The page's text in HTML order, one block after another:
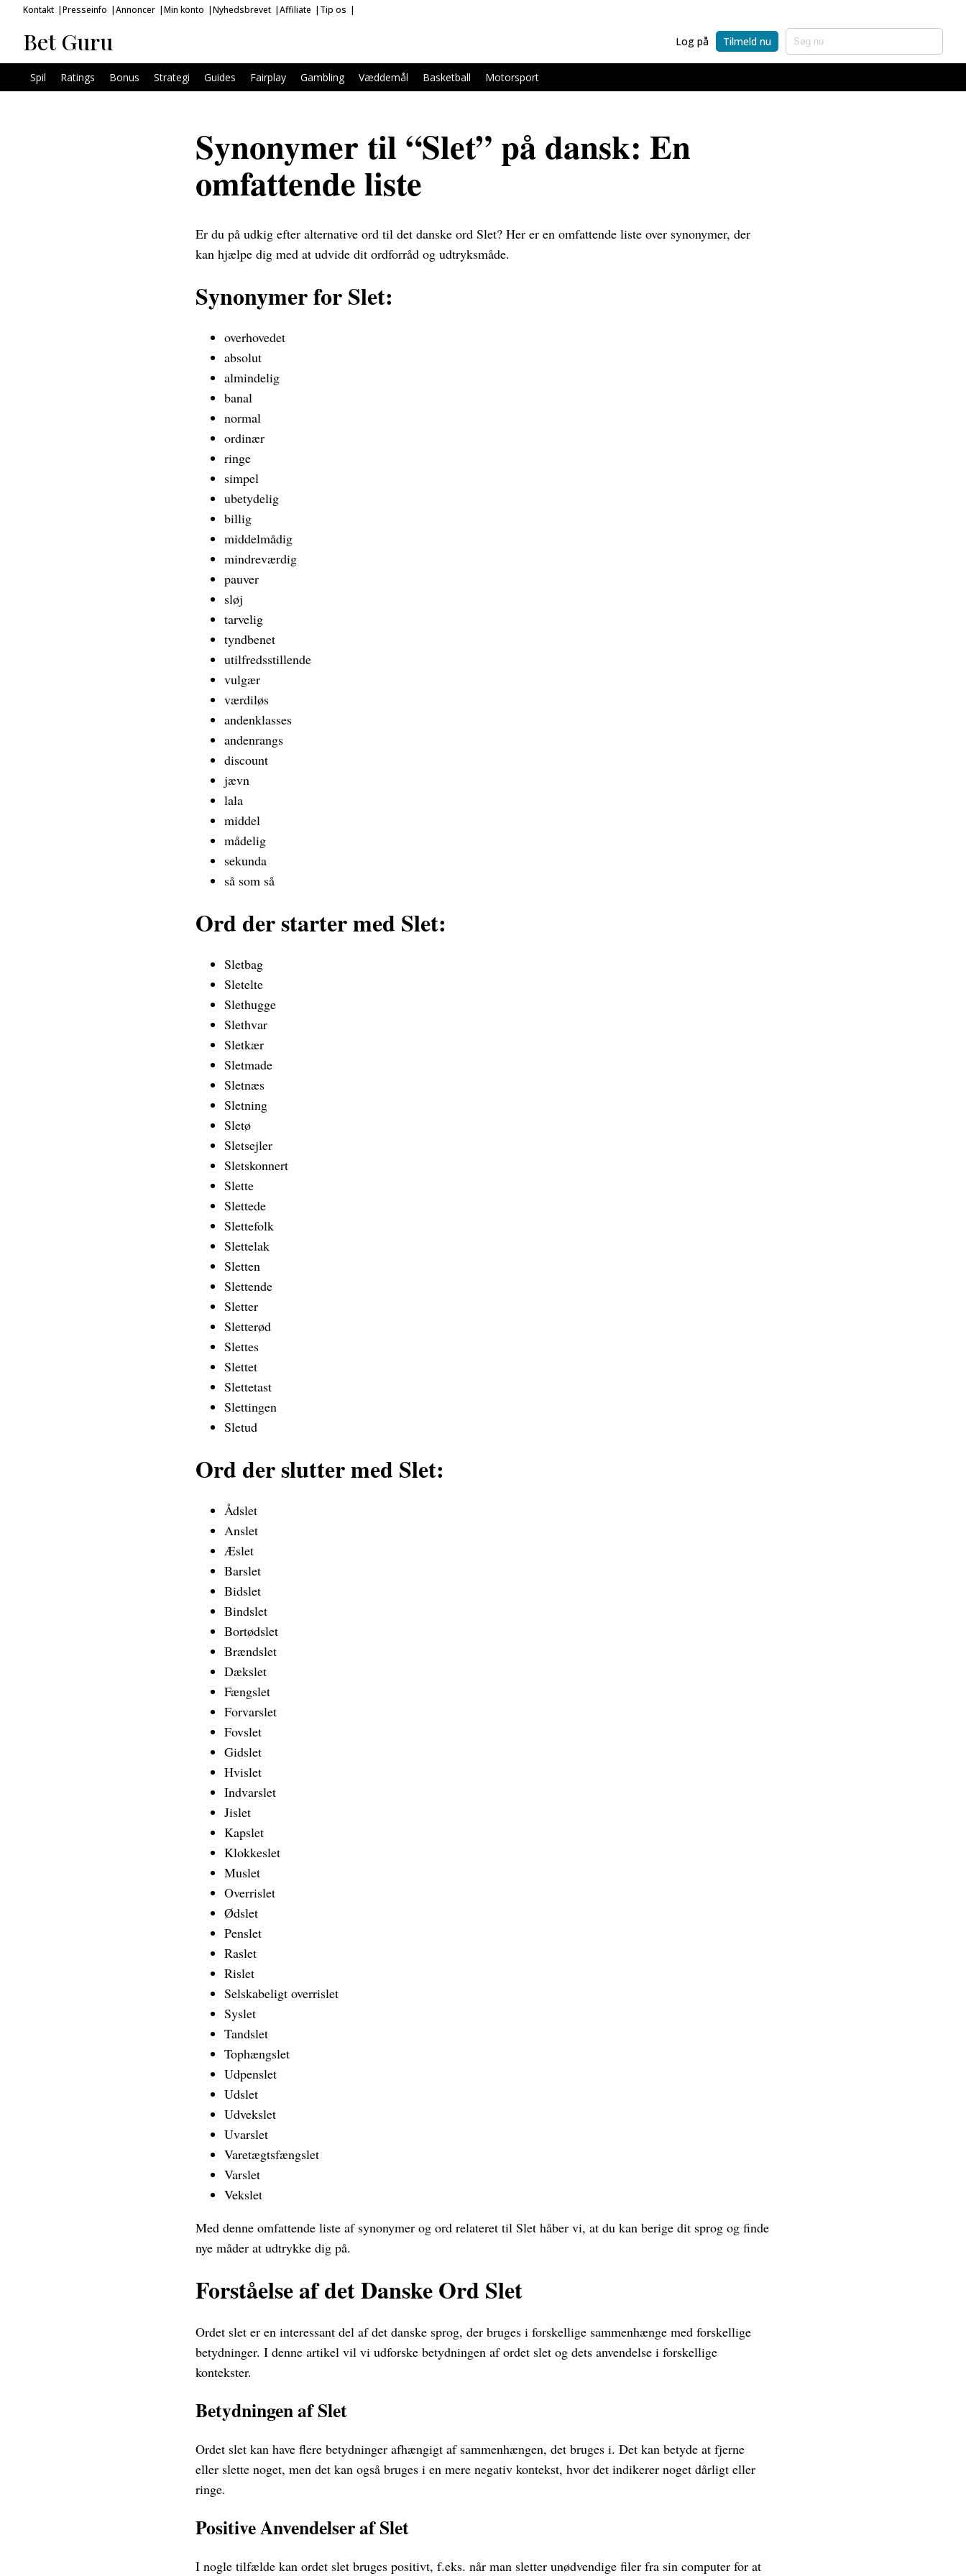
Kontakt Presseinfo Annoncer Min konto Nyhedsbrevet Affiliate Tip os
Bet Guru Log på Tilmeld nu
Spil Ratings Bonus Strategi Guides Fairplay Gambling Væddemål Basketball Motorsport
Synonymer til “Slet” på dansk: En
omfattende liste
Er du på udkig efter alternative ord til det danske ord Slet? Her er en omfattende liste over synonymer, der
kan hjælpe dig med at udvide dit ordforråd og udtryksmåde.
Synonymer for Slet:
overhovedet
absolut
almindelig
banal
normal
ordinær
ringe
simpel
ubetydelig
billig
middelmådig
mindreværdig
pauver
sløj
tarvelig
tyndbenet
utilfredsstillende
vulgær
værdiløs
andenklasses
andenrangs
discount
jævn
lala
middel
mådelig
sekunda
så som så
Ord der starter med Slet:
Sletbag
Sletelte
Slethugge
Slethvar
Sletkær
Sletmade
Sletnæs
Sletning
Sletø
Sletsejler
Sletskonnert
Slette
Slettede
Slettefolk
Slettelak
Sletten
Slettende
Sletter
Sletterød
Slettes
Slettet
Slettetast
Slettingen
Sletud
Ord der slutter med Slet:
Ådslet
Anslet
Æslet
Barslet
Bidslet
Bindslet
Bortødslet
Brændslet
Dækslet
Fængslet
Forvarslet
Fovslet
Gidslet
Hvislet
Indvarslet
Jislet
Kapslet
Klokkeslet
Muslet
Overrislet
Ødslet
Penslet
Raslet
Rislet
Selskabeligt overrislet
Syslet
Tandslet
Tophængslet
Udpenslet
Udslet
Udvekslet
Uvarslet
Varetægtsfængslet
Varslet
Vekslet
Med denne omfattende liste af synonymer og ord relateret til Slet håber vi, at du kan berige dit sprog og finde
nye måder at udtrykke dig på.
Forståelse af det Danske Ord Slet
Ordet slet er en interessant del af det danske sprog, der bruges i forskellige sammenhænge med forskellige
betydninger. I denne artikel vil vi udforske betydningen af ordet slet og dets anvendelse i forskellige
kontekster.
Betydningen af Slet
Ordet slet kan have flere betydninger afhængigt af sammenhængen, det bruges i. Det kan betyde at fjerne
eller slette noget, men det kan også bruges i en mere negativ kontekst, hvor det indikerer noget dårligt eller
ringe.
Positive Anvendelser af Slet
I nogle tilfælde kan ordet slet bruges positivt, f.eks. når man sletter unødvendige filer fra sin computer for at